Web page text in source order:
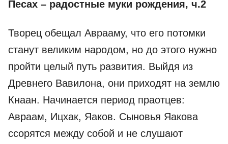
Песах – радостные муки рождения, ч.2
Творец обещал Аврааму, что его потомки
станут великим народом, но до этого нужно
пройти целый путь развития. Выйдя из
Древнего Вавилона, они приходят на землю
Кнаан. Начинается период праотцев:
Авраам, Ицхак, Яаков. Сыновья Яакова
ссорятся между собой и не слушают